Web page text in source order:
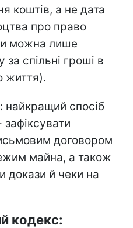
коштів, а не дата
про право
можна лише
за спільні гроші в
життя).
: найкращий спосіб
договором
майна, а також
докази й чеки на
кодекс: